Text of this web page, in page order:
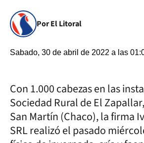
Por El Litoral
Sabado, 30 de abril de 2022 a las
Con 1.000 cabezas en las
Sociedad Rural de El
San Martín (Chaco), la firma
SRL realizó el pasado